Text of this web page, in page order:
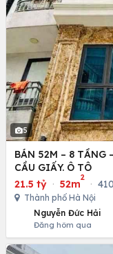
5
BÁN 52M – 8 TẦNG
CẦU GIẤY. Ô TÔ
21.5 tỷ · 52m
2
·
Thành phố Hà Nội
Nguyễn Đức Hải
Đăng hôm qua